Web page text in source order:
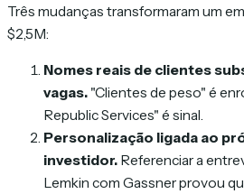
Três mudanças transformaram um
$2,5M:
Nomes reais de clientes
vagas. "Clientes de peso" é
Republic Services" é sinal.
Personalização ligada ao
investidor. Referenciar a
Lemkin com Gassner provou